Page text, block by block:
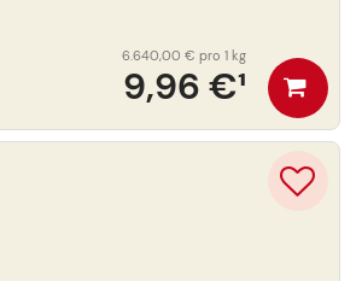
9,96 €¹
6.640,00 € pro 1 kg